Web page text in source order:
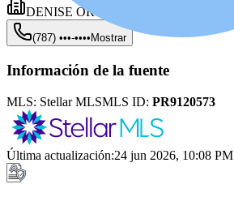
DENISE ORTIZ FIGUEROA
(787) •••-•••• Mostrar
Información de la fuente
MLS: Stellar MLSMLS ID: PR9120573
Última actualización:24 jun 2026, 10:08 PM